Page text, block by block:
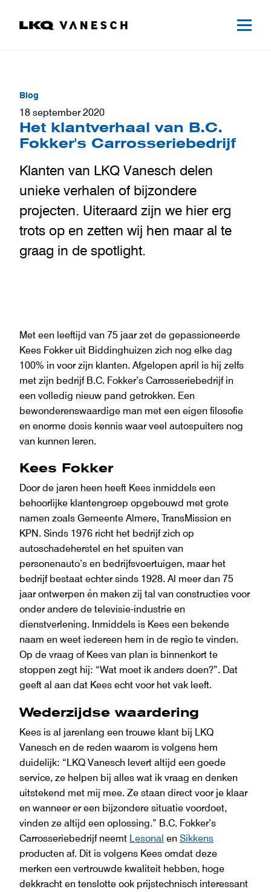
Blog
18 september 2020
Het klantverhaal van B.C.
Fokker's Carrosseriebedrijf
Klanten van LKQ Vanesch delen
unieke verhalen of bijzondere
projecten. Uiteraard zijn we hier erg
trots op en zetten wij hen maar al te
graag in de spotlight.
Met een leeftijd van 75 jaar zet de gepassioneerde
Kees Fokker uit Biddinghuizen zich nog elke dag
100% in voor zijn klanten. Afgelopen april is hij zelfs
met zijn bedrijf B.C. Fokker’s Carrosseriebedrijf in
een volledig nieuw pand getrokken. Een
bewonderenswaardige man met een eigen filosofie
en enorme dosis kennis waar veel autospuiters nog
van kunnen leren.
Kees Fokker
Door de jaren heen heeft Kees inmiddels een
behoorlijke klantengroep opgebouwd met grote
namen zoals Gemeente Almere, TransMission en
KPN. Sinds 1976 richt het bedrijf zich op
autoschadeherstel en het spuiten van
personenauto’s en bedrijfsvoertuigen, maar het
bedrijf bestaat echter sinds 1928. Al meer dan 75
jaar ontwerpen én maken zij tal van constructies voor
onder andere de televisie-industrie en
dienstverlening. Inmiddels is Kees een bekende
naam en weet iedereen hem in de regio te vinden.
Op de vraag of Kees van plan is binnenkort te
stoppen zegt hij: “Wat moet ik anders doen?”. Dat
geeft al aan dat Kees echt voor het vak leeft.
Wederzijdse waardering
Kees is al jarenlang een trouwe klant bij LKQ
Vanesch en de reden waarom is volgens hem
duidelijk: “LKQ Vanesch levert altijd een goede
service, ze helpen bij alles wat ik vraag en denken
uitstekend met mij mee. Ze staan direct voor je klaar
en wanneer er een bijzondere situatie voordoet,
vinden ze altijd een oplossing.” B.C. Fokker’s
Carrosseriebedrijf neemt Lesonal en Sikkens
producten af. Dit is volgens Kees omdat deze
merken een vertrouwde kwaliteit hebben, hoge
dekkracht en tenslotte ook prijstechnisch interessant